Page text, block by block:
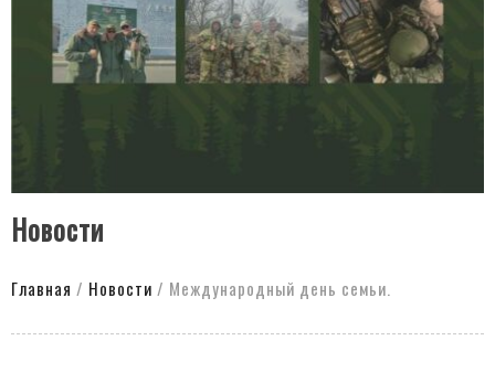
Новости
Главная / Новости / Международный день семьи.